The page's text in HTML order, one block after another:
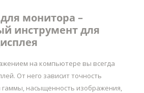
монитора –
инструмент для
на компьютере вы всегда
От него зависит точность
насыщенность изображения,